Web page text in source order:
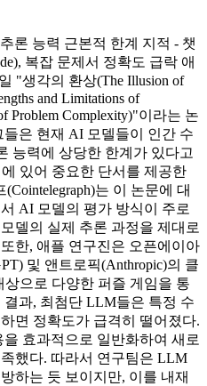
론 능력 근본적 한계 지적 - 챗
복잡 문제서 정확도 급락 애
"생각의 환상(The Illusion of
and Limitations of
Problem Complexity)"이라는 논
은 현재 AI 모델들이 인간 수
능력에 상당한 한계가 있다고
있어 중요한 단서를 제공한
는 이 논문에 대
AI 모델의 평가 방식이 주로
델의 실제 추론 과정을 제대로
한, 애플 연구진은 오픈에이아
및 앤트로픽(Anthropic)의 클
상으로 다양한 퍼즐 게임을 통
과, 최첨단 LLM들은 특정 수
면 정확도가 급격히 떨어졌다.
효과적으로 일반화하여 새로
했다. 따라서 연구팀은 LLM
하는 듯 보이지만, 이를 내재